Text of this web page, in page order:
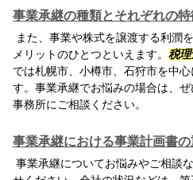
事業承継の種類とそれぞれの特
また、事業や株式を譲渡する利潤
メリットのひとつといえます。 税理
では札幌市、小樽市、石狩市を中
す。事業承継でお悩みの場合は、ぜ
事務所にご相談ください。
事業承継における事業計画書
事業承継についてお悩みやご相談